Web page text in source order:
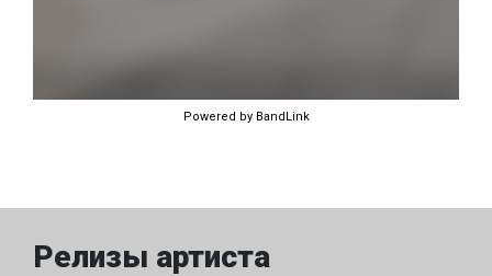
Powered by BandLink
Релизы артиста